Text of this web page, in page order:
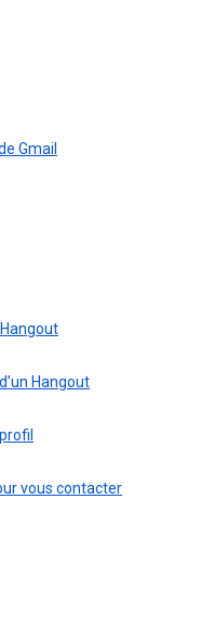
Gmail
Hangout
vous contacter